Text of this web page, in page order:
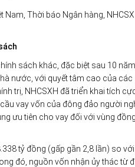
Thời báo Ngân hàng,
sách khác, đặc biệt sau 10
nước, với quyết tâm cao của các
trị, NHCSXH đã triển khai tích
vay vốn của đông đảo người
ưu tiên cho vay đối với vùng
tỷ đồng (gấp gần 2,8 lần) so
đó, nguồn vốn nhận ủy thác từ